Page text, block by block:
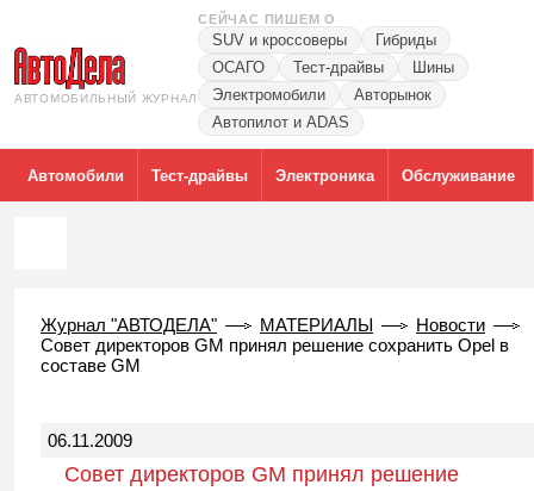
АВТОМОБИЛЬНЫЙ ЖУРНАЛ
СЕЙЧАС ПИШЕМ О
SUV и кроссоверы
Гибриды
ОСАГО
Тест-драйвы
Шины
Электромобили
Авторынок
Автопилот и ADAS
Автомобили Тест-драйвы Электроника Обслуживание
Журнал "АВТОДЕЛА" МАТЕРИАЛЫ
Новости
Совет директоров GM принял решение сохранить Opel в
составе GM
06.11.2009
Совет директоров GM принял решение